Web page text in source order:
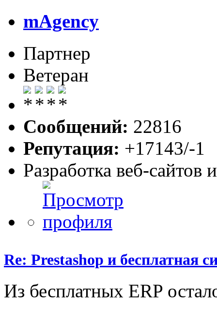
mAgency
Партнер
Ветеран
Сообщений: 22816
Репутация: +17143/-1
Разработка веб-
Re: Prestashop и бесплатная
Из бесплатных ERP